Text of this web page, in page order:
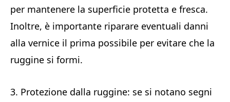
per mantenere la superficie protetta e fresca.
Inoltre, è importante riparare eventuali danni
alla vernice il prima possibile per evitare che la
ruggine si formi.
3. Protezione dalla ruggine: se si notano segni